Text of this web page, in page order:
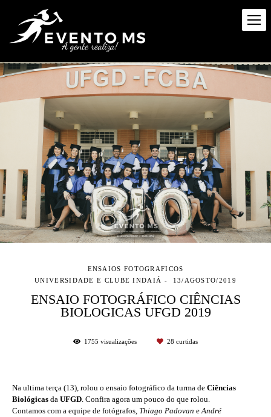
ENSAIOS FOTOGRAFICOS
UNIVERSIDADE E CLUBE INDAIÁ
13/AGOSTO/2019
ENSAIO FOTOGRÁFICO CIÊNCIAS
BIOLOGICAS UFGD 2019
1755 visualizações 28 curtidas
Na ultima terça (13), rolou o ensaio fotográfico da turma de Ciências
Biológicas da UFGD. Confira agora um pouco do que rolou.
Contamos com a equipe de fotógrafos, Thiago Padovan eAndré